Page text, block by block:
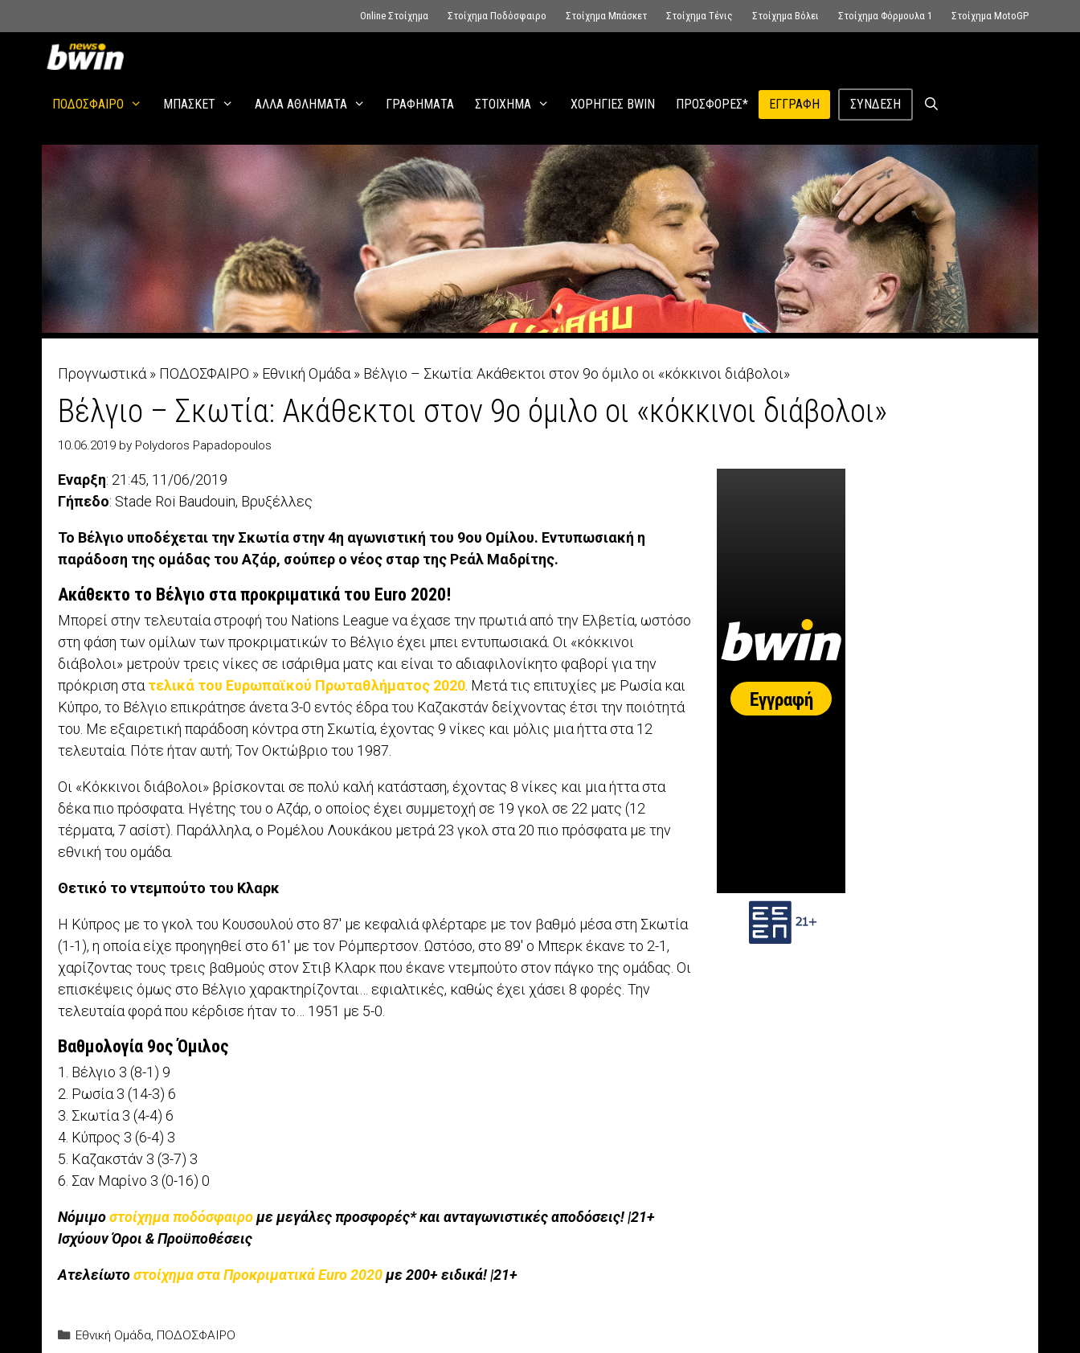
to
Online Στοίχημα Στοίχημα Ποδόσφαιρο Στοίχημα Μπάσκετ Στοίχημα Τένις Στοίχημα Βόλει Στοίχημα Φόρμουλα 1 Στοίχημα MotoGP
ΠΟΔΟΣΦΑΙΡΟ ΜΠΑΣΚΕΤ ΑΛΛΑ ΑΘΛΗΜΑΤΑ ΓΡΑΦΗΜΑΤΑ ΣΤΟΙΧΗΜΑ ΧΟΡΗΓΙΕΣ BWIN ΠΡΟΣΦΟΡΕΣ* ΕΓΓΡΑΦΉ ΣΎΝΔΕΣΗ
Προγνωστικά » ΠΟΔΟΣΦΑΙΡΟ » Εθνική Ομάδα » Βέλγιο – Σκωτία: Ακάθεκτοι στον 9ο όμιλο οι «κόκκινοι διάβολοι»
Βέλγιο – Σκωτία: Ακάθεκτοι στον 9ο όμιλο οι «κόκκινοι διάβολοι»
10.06.2019 by Polydoros Papadopoulos
Εναρξη: 21:45, 11/06/2019
Γήπεδο: Stade Roi Baudouin, Βρυξέλλες
Το Βέλγιο υποδέχεται την Σκωτία στην 4η αγωνιστική του 9ου Ομίλου. Εντυπωσιακή η
παράδοση της ομάδας του Αζάρ, σούπερ ο νέος σταρ της Ρεάλ Μαδρίτης.
Ακάθεκτο το Βέλγιο στα προκριματικά του Euro 2020!
Μπορεί στην τελευταία στροφή του Νations League να έχασε την πρωτιά από την Ελβετία, ωστόσο
στη φάση των ομίλων των προκριματικών το Βέλγιο έχει μπει εντυπωσιακά. Οι «κόκκινοι
διάβολοι» μετρούν τρεις νίκες σε ισάριθμα ματς και είναι το αδιαφιλονίκητο φαβορί για την
πρόκριση στατελικά του Ευρωπαϊκού Πρωταθλήματος 2020. Μετά τις επιτυχίες με Ρωσία και
Κύπρο, το Βέλγιο επικράτησε άνετα 3-0 εντός έδρα του Καζακστάν δείχνοντας έτσι την ποιότητά
του. Mε εξαιρετική παράδοση κόντρα στη Σκωτία, έχοντας 9 νίκες και μόλις μια ήττα στα 12
τελευταία. Πότε ήταν αυτή; Τον Οκτώβριο του 1987.
Οι «Κόκκινοι διάβολοι» βρίσκονται σε πολύ καλή κατάσταση, έχοντας 8 νίκες και μια ήττα στα
δέκα πιο πρόσφατα. Ηγέτης του ο Αζάρ, ο οποίος έχει συμμετοχή σε 19 γκολ σε 22 ματς (12
τέρματα, 7 ασίστ). Παράλληλα, ο Ρομέλου Λουκάκου μετρά 23 γκολ στα 20 πιο πρόσφατα με την
εθνική του ομάδα.
Θετικό το ντεμπούτο του Κλαρκ
Η Κύπρος με το γκολ του Κουσουλού στο 87′ με κεφαλιά φλέρταρε με τον βαθμό μέσα στη Σκωτία
(1-1), η οποία είχε προηγηθεί στο 61′ με τον Ρόμπερτσον. Ωστόσο, στο 89′ ο Μπερκ έκανε το 2-1,
χαρίζοντας τους τρεις βαθμούς στον Στιβ Κλαρκ που έκανε ντεμπούτο στον πάγκο της ομάδας. Οι
επισκέψεις όμως στο Βέλγιο χαρακτηρίζονται… εφιαλτικές, καθώς έχει χάσει 8 φορές. Την
τελευταία φορά που κέρδισε ήταν το… 1951 με 5-0.
Βαθμολογία 9oς Όμιλος
1. Βέλγιο 3 (8-1) 9
2. Ρωσία 3 (14-3) 6
3. Σκωτία 3 (4-4) 6
4. Κύπρος 3 (6-4) 3
5. Καζακστάν 3 (3-7) 3
6. Σαν Μαρίνο 3 (0-16) 0
Νόμιμοστοίχημα ποδόσφαιρομε μεγάλες προσφορές* και ανταγωνιστικές αποδόσεις! |21+
Ισχύουν Όροι & Προϋποθέσεις
Ατελείωτοστοίχημα στα Προκριματικά Euro 2020με 200+ ειδικά! |21+
Categories
Εθνική Ομάδα, ΠΟΔΟΣΦΑΙΡΟ